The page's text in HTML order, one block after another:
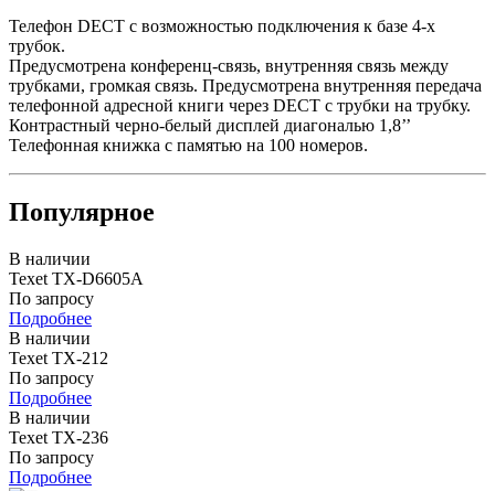
Телефон DECT с возможностью подключения к базе 4-х
трубок.
Предусмотрена конференц-связь, внутренняя связь между
трубками, громкая связь. Предусмотрена внутренняя передача
телефонной адресной книги через DECT с трубки на трубку.
Контрастный черно-белый дисплей диагональю 1,8’’
Телефонная книжка с памятью на 100 номеров.
Популярное
В наличии
Texet TX-D6605А
По запросу
Подробнее
В наличии
Texet TX-212
По запросу
Подробнее
В наличии
Texet TX-236
По запросу
Подробнее